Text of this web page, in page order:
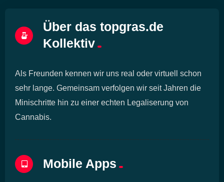
Über das topgras.de
Kollektiv
Als Freunden kennen wir uns real oder virtuell schon
sehr lange. Gemeinsam verfolgen wir seit Jahren die
Minischritte hin zu einer echten Legaliserung von
Cannabis.
Mobile Apps